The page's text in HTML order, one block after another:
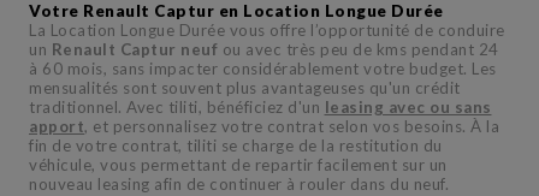
Votre Renault Captur en Location Longue Durée
La Location Longue Durée vous offre l’opportunité de conduire
un Renault Captur neuf ou avec très peu de kms pendant 24
à 60 mois, sans impacter considérablement votre budget. Les
mensualités sont souvent plus avantageuses qu'un crédit
traditionnel. Avec tiliti, bénéficiez d'un leasing avec ou sans
apport, et personnalisez votre contrat selon vos besoins. À la
fin de votre contrat, tiliti se charge de la restitution du
véhicule, vous permettant de repartir facilement sur un
nouveau leasing afin de continuer à rouler dans du neuf.